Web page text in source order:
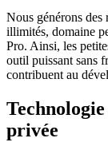
Nous générons
illimités, domaine
Pro. Ainsi, les
outil puissant sans
contribuent au
privée